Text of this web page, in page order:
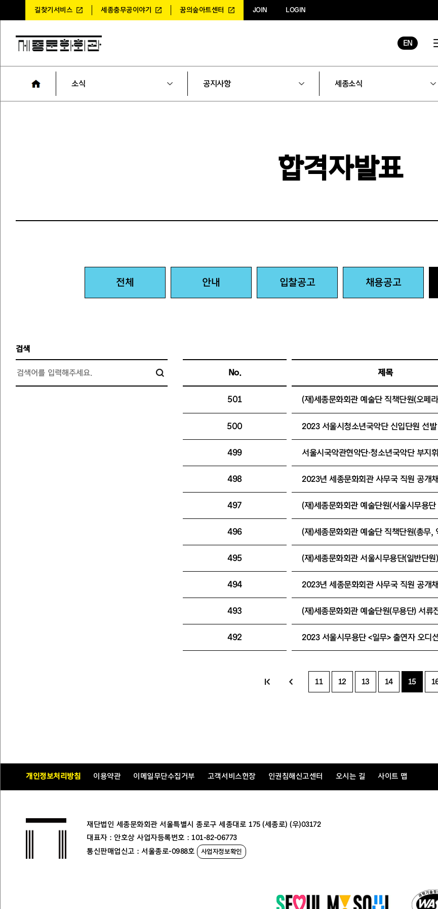
길찾기서비스 세종충무공이야기 꿈의숲아트센터 JOIN LOGIN
EN
소식 공지사항 세종소식
합격자발표
전체 안내 입찰공고 채용공고
검색
No. 제목
501
500
499
498
497
496
495
494
493
492
11 12 13 14 15
개인정보처리방침 이용약관 이메일무단수집거부 고객서비스헌장 인권침해신고센터 오시는 길 사이트 맵
재단법인 세종문화회관 서울특별시 종로구 세종대로 175 (세종로) (우)03172
대표자 : 안호상 사업자등록번호 : 101-82-06773
통신판매업신고 : 서울종로-0988호
사업자정보확인